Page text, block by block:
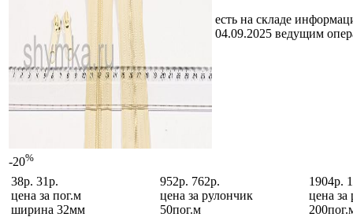
-20%
есть на складе
04.09.2025 ведущим
38р. 31р.
цена за пог.м
ширина 32мм
952р. 762р.
цена за рулончик
50пог.м
1904р.
цена за